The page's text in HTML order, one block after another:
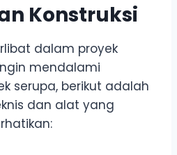
Konstruksi
dalam proyek
mendalami
serupa, berikut adalah
dan alat yang